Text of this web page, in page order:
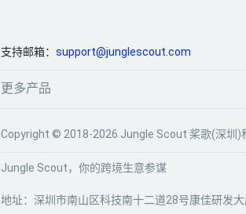
支持邮箱： support@junglescout.com
更多产品
Copyright © 2018-2026 Jungle Scout 桨歌(深圳)
Jungle Scout，你的跨境生意参谋
地址：深圳市南山区科技南十二道28号康佳研发